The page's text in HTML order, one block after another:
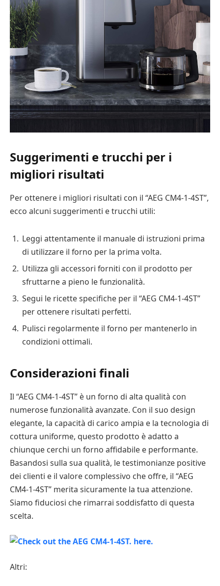
Suggerimenti e trucchi per i
migliori risultati
Per ottenere i migliori risultati con il “AEG CM4-1-4ST”,
ecco alcuni suggerimenti e trucchi utili:
Leggi attentamente il manuale di istruzioni prima
di utilizzare il forno per la prima volta.
Utilizza gli accessori forniti con il prodotto per
sfruttarne a pieno le funzionalità.
Segui le ricette specifiche per il “AEG CM4-1-4ST”
per ottenere risultati perfetti.
Pulisci regolarmente il forno per mantenerlo in
condizioni ottimali.
Considerazioni finali
Il “AEG CM4-1-4ST” è un forno di alta qualità con
numerose funzionalità avanzate. Con il suo design
elegante, la capacità di carico ampia e la tecnologia di
cottura uniforme, questo prodotto è adatto a
chiunque cerchi un forno affidabile e performante.
Basandosi sulla sua qualità, le testimonianze positive
dei clienti e il valore complessivo che offre, il “AEG
CM4-1-4ST” merita sicuramente la tua attenzione.
Siamo fiduciosi che rimarrai soddisfatto di questa
scelta.
Altri: